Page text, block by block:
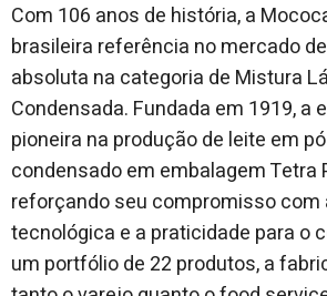
Com 106 anos de história, a
brasileira referência no mercado
absoluta na categoria de Mistura
Condensada. Fundada em 1919, a
pioneira na produção de leite em
condensado em embalagem Tetra
reforçando seu compromisso com
tecnológica e a praticidade para o
um portfólio de 22 produtos, a